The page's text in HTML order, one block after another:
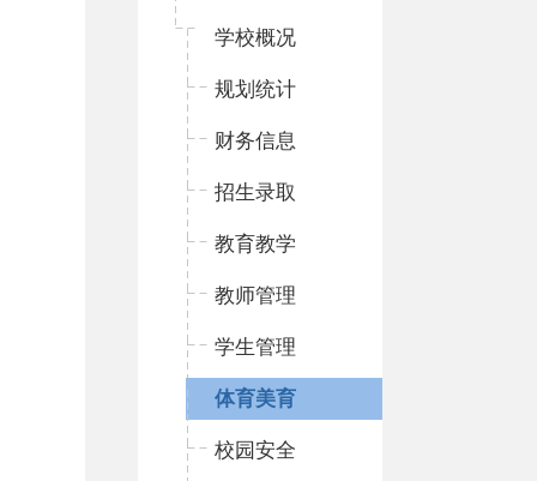
学校概况
规划统计
财务信息
招生录取
教育教学
教师管理
学生管理
体育美育
校园安全